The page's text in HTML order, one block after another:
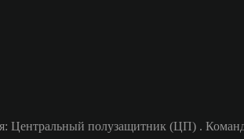
Центральный полузащитник (ЦП) .